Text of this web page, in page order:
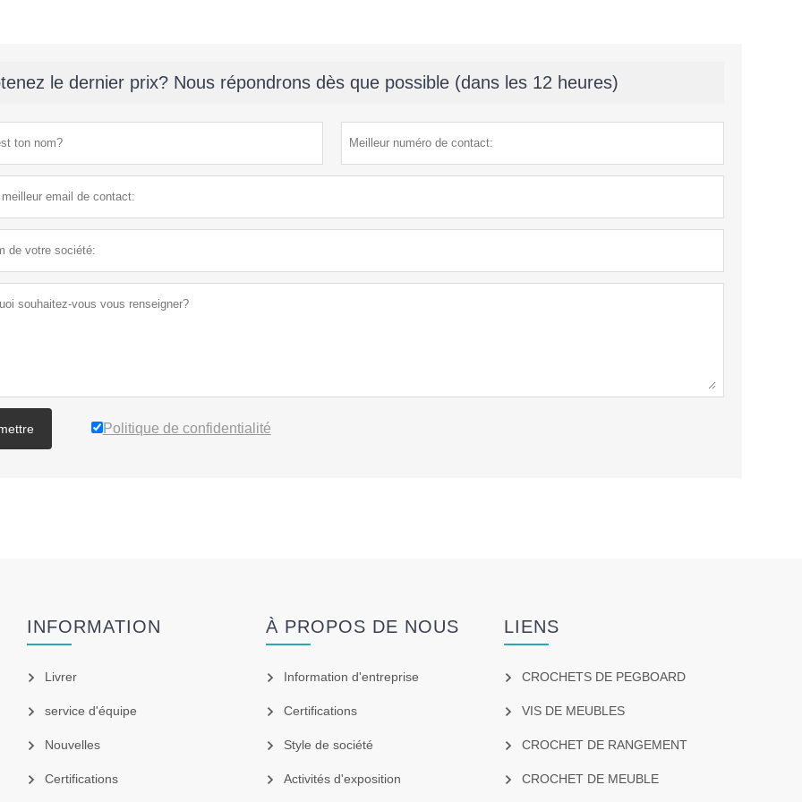
le dernier prix? Nous répondrons dès que possible (dans les 12 heures)
Politique de confidentialité
INFORMATION
Livrer
service d'équipe
Nouvelles
Certifications
À PROPOS DE NOUS
Information d'entreprise
Certifications
Style de société
Activités d'exposition
LIENS
CROCHETS DE PEGBOARD
VIS DE MEUBLES
CROCHET DE RANGEMENT
CROCHET DE MEUBLE